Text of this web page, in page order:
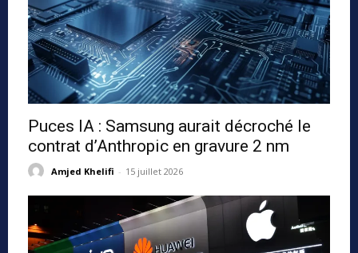
Puces IA : Samsung aurait décroché le
contrat d’Anthropic en gravure 2 nm
Amjed Khelifi - 15 juillet 2026